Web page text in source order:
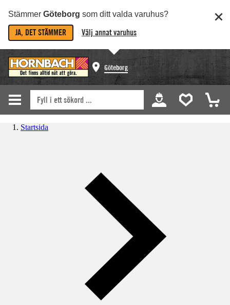
Stämmer Göteborg som ditt valda varuhus?
JA, DET STÄMMER Välj annat varuhus
Göteborg
Startsida